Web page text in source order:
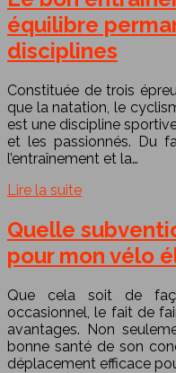
équilibre
disciplines
Constituée de trois
que la natation, le
est une discipline
et les passionnés. Du
l’entraînement et la…
Lire la suite
Quelle
pour mon vélo
Que cela soit de
occasionnel, le fait de
avantages. Non
bonne santé de son
déplacement efficace